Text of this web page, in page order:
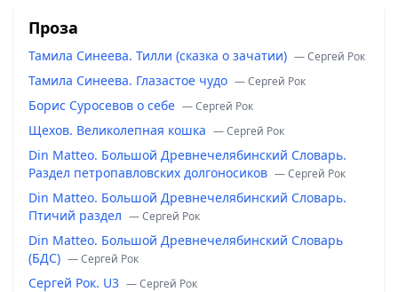
Проза
Тамила Синеева. Тилли (сказка о зачатии) — Сергей Рок
Тамила Синеева. Глазастое чудо — Сергей Рок
Борис Суросевов о себе — Сергей Рок
Щехов. Великолепная кошка — Сергей Рок
Din Matteo. Большой Древнечелябинский Словарь.
Раздел петропавловских долгоносиков — Сергей Рок
Din Matteo. Большой Древнечелябинский Словарь.
Птичий раздел — Сергей Рок
Din Matteo. Большой Древнечелябинский Словарь
(БДС) — Сергей Рок
Сергей Рок. U3 — Сергей Рок